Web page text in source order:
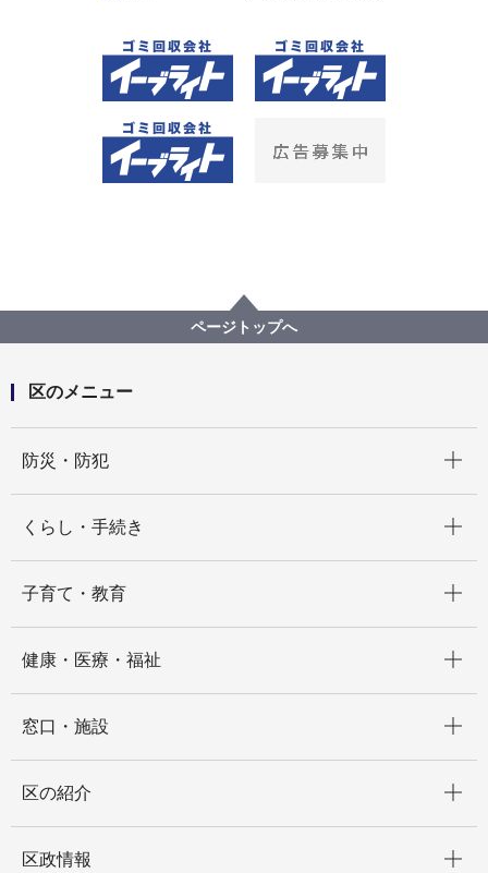
ページトップへ
区のメニュー
防災・防犯
くらし・手続き
子育て・教育
健康・医療・福祉
窓口・施設
区の紹介
区政情報